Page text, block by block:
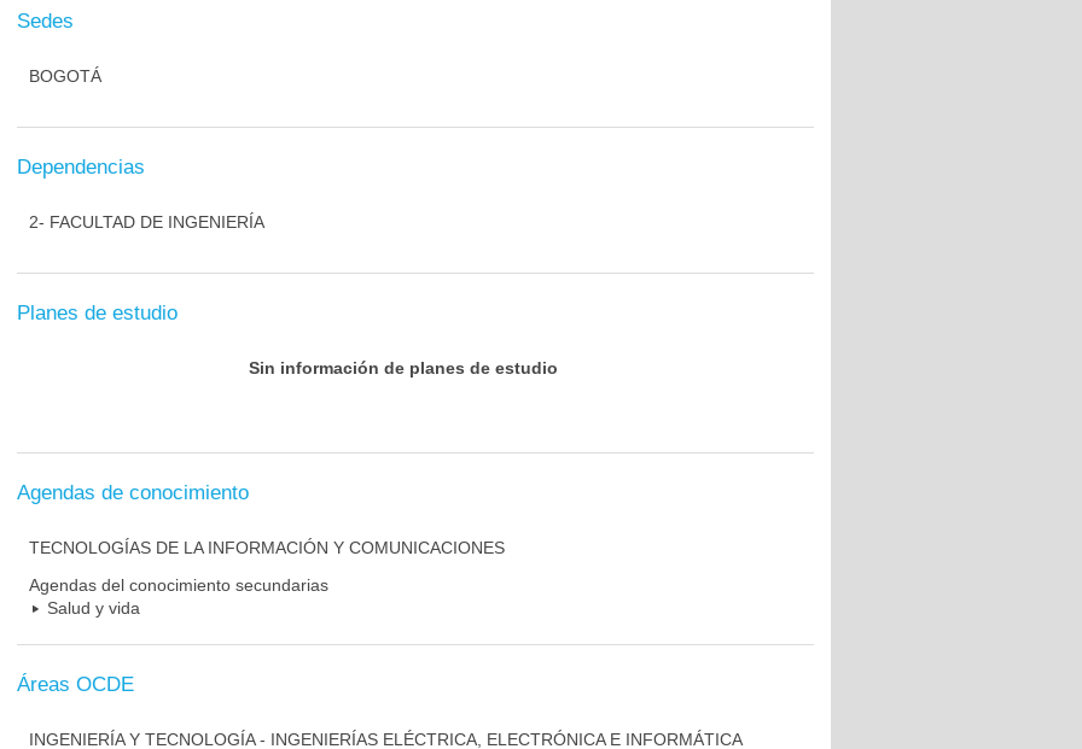
Sedes
BOGOTÁ
Dependencias
2- FACULTAD DE INGENIERÍA
Planes de estudio
Sin información de planes de estudio
Agendas de conocimiento
TECNOLOGÍAS DE LA INFORMACIÓN Y COMUNICACIONES
Agendas del conocimiento secundarias
Salud y vida
Áreas OCDE
INGENIERÍA Y TECNOLOGÍA - INGENIERÍAS ELÉCTRICA, ELECTRÓNICA E INFORMÁTICA